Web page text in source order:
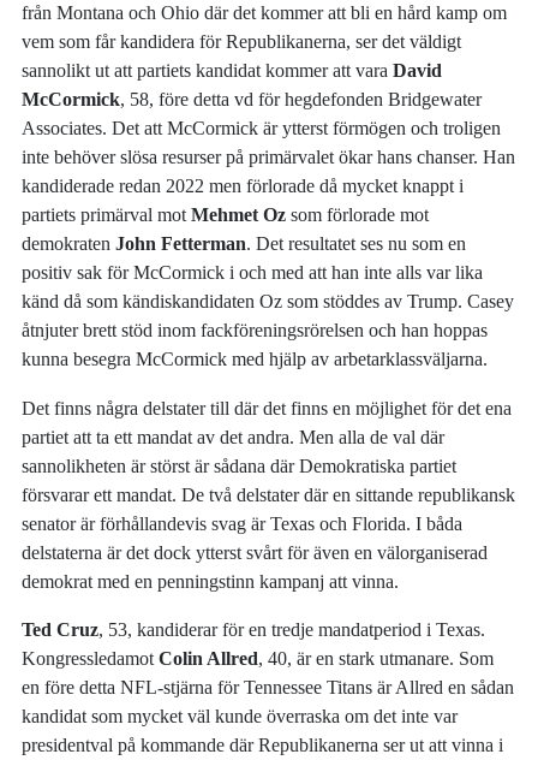
från Montana och Ohio där det kommer att bli en hård kamp om
vem som får kandidera för Republikanerna, ser det väldigt
sannolikt ut att partiets kandidat kommer att varaDavid
McCormick, 58, före detta vd för hegdefonden Bridgewater
Associates. Det att McCormick är ytterst förmögen och troligen
inte behöver slösa resurser på primärvalet ökar hans chanser. Han
kandiderade redan 2022 men förlorade då mycket knappt i
partiets primärval motMehmet Oz som förlorade mot
demokratenJohn Fetterman. Det resultatet ses nu som en
positiv sak för McCormick i och med att han inte alls var lika
känd då som kändiskandidaten Oz som stöddes av Trump. Casey
åtnjuter brett stöd inom fackföreningsrörelsen och han hoppas
kunna besegra McCormick med hjälp av arbetarklassväljarna.
Det finns några delstater till där det finns en möjlighet för det ena
partiet att ta ett mandat av det andra. Men alla de val där
sannolikheten är störst är sådana där Demokratiska partiet
försvarar ett mandat. De två delstater där en sittande republikansk
senator är förhållandevis svag är Texas och Florida. I båda
delstaterna är det dock ytterst svårt för även en välorganiserad
demokrat med en penningstinn kampanj att vinna.
Ted Cruz, 53, kandiderar för en tredje mandatperiod i Texas.
KongressledamotColin Allred, 40, är en stark utmanare. Som
en före detta NFL-stjärna för Tennessee Titans är Allred en sådan
kandidat som mycket väl kunde överraska om det inte var
presidentval på kommande där Republikanerna ser ut att vinna i